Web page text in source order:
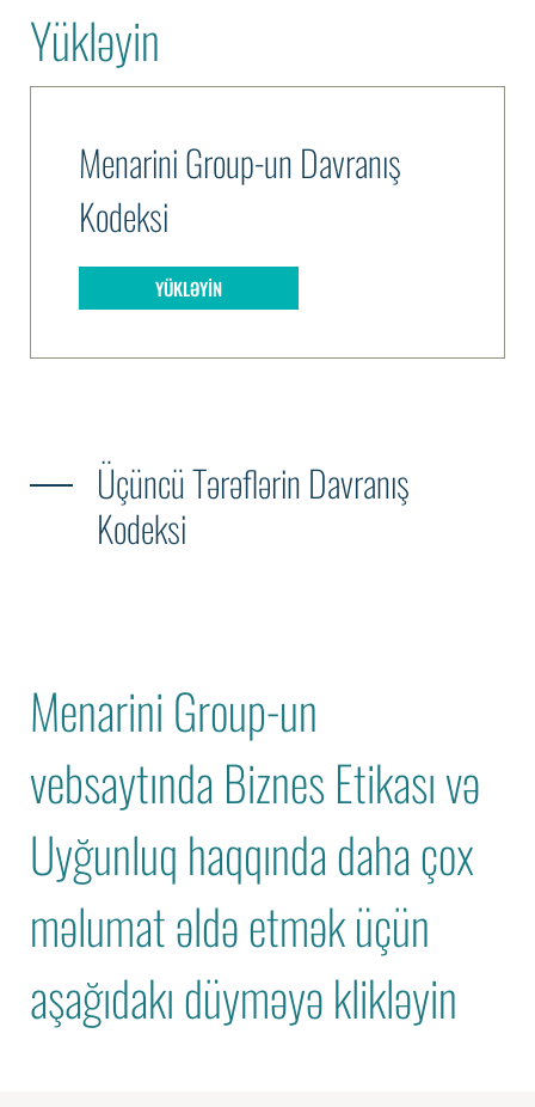
Yükləyin
Menarini Group-un Davranış
Kodeksi
YÜKLƏYIN
Üçüncü Tərəflərin Davranış
Kodeksi
Menarini Group-un
vebsaytında Biznes Etikası və
Uyğunluq haqqında daha çox
məlumat əldə etmək üçün
aşağıdakı düyməyə klikləyin